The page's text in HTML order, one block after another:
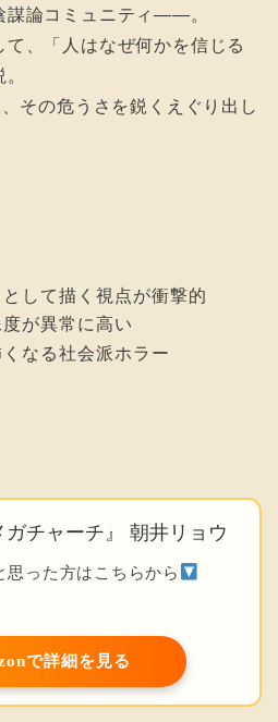
謀論コミュニティ――。
、「人はなぜ何かを信じる
その危うさを鋭くえぐり出し
して描く視点が衝撃的
が異常に高い
なる社会派ホラー
ガチャーチ』 朝井リョウ
思った方はこちらから
で詳細を見る